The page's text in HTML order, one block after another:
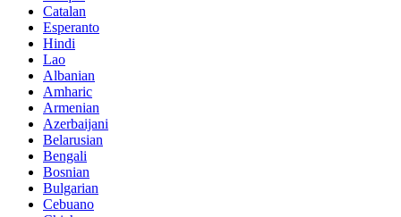
Catalan
Esperanto
Hindi
Lao
Albanian
Amharic
Armenian
Azerbaijani
Belarusian
Bengali
Bosnian
Bulgarian
Cebuano